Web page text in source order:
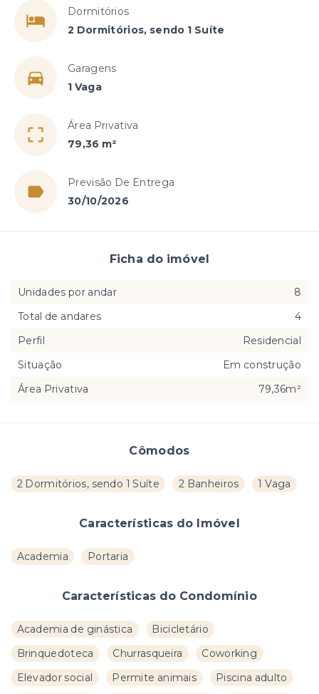
Dormitórios
2 Dormitórios, sendo 1 Suíte
Garagens
1 Vaga
Área Privativa
79,36 m²
Previsão De Entrega
30/10/2026
Cômodos
2 Dormitórios, sendo 1 Suíte 2 Banheiros 1 Vaga
Características do Imóvel
Academia Portaria
Características do Condomínio
Academia de ginástica
Bicicletário
Brinquedoteca
Churrasqueira
Coworking
Elevador social
Permite animais
Piscina adulto
Ficha do imóvel
Unidades por andar
8
Total de andares
4
Perfil
Residencial
Situação
Em construção
Área Privativa
79,36m²